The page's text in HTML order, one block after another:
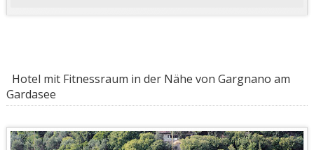
Hotel mit Fitnessraum in der Nähe von Gargnano am
Gardasee